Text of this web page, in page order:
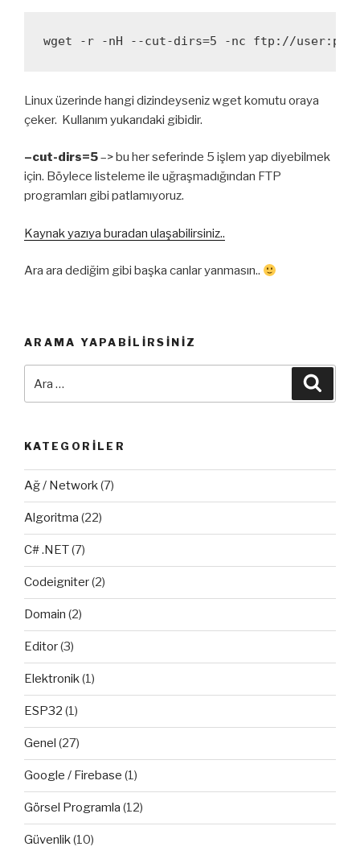
Linux üzerinde hangi dizindeyseniz wget komutu oraya
çeker. Kullanım yukarıdaki gibidir.
–cut-dirs=5–> bu her seferinde 5 işlem yap diyebilmek
için. Böylece listeleme ile uğraşmadığından FTP
programları gibi patlamıyoruz.
Kaynak yazıya buradan ulaşabilirsiniz..
Ara ara dediğim gibi başka canlar yanmasın..
ARAMA YAPABILIRSINIZ
KATEGORILER
Ağ / Network(7)
Algoritma (22)
C# .NET(7)
Codeigniter(2)
Domain (2)
Editor(3)
Elektronik(1)
ESP32 (1)
Genel (27)
Google / Firebase (1)
Görsel Programla (12)
Güvenlik(10)